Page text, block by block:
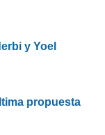
y Yoel
propuesta